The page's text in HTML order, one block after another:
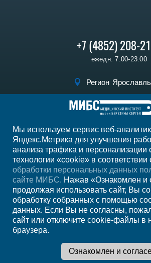
+7 (4852) 208-
ежедн. 7.00-23.00
Регион Ярославль
Записаться на
прием
Мы в социальных
Мы используем сервис веб-
Яндекс.Метрика для улучшения
анализа трафика и
технологии «cookie» в соответствии
обработки персональных данных
сайте МИБС. Нажав «Ознакомлен и
продолжая использовать сайт, Вы
обработку собранных с помощью
данных. Если Вы не согласны,
сайт или отключите cookie-файлы в
браузера.